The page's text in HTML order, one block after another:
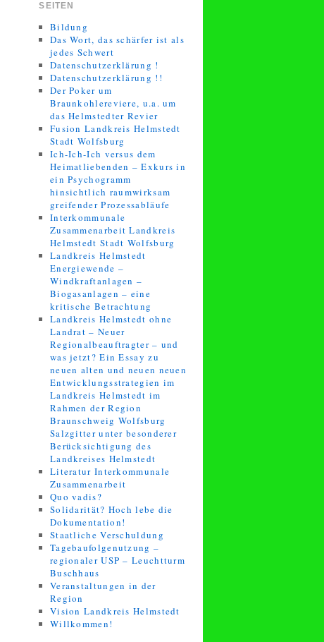
SEITEN
Bildung
Das Wort, das schärfer ist als
jedes Schwert
Datenschutzerklärung !
Datenschutzerklärung !!
Der Poker um
Braunkohlereviere, u.a. um
das Helmstedter Revier
Fusion Landkreis Helmstedt
Stadt Wolfsburg
Ich-Ich-Ich versus dem
Heimatliebenden – Exkurs in
ein Psychogramm
hinsichtlich raumwirksam
greifender Prozessabläufe
Interkommunale
Zusammenarbeit Landkreis
Helmstedt Stadt Wolfsburg
Landkreis Helmstedt
Energiewende –
Windkraftanlagen –
Biogasanlagen – eine
kritische Betrachtung
Landkreis Helmstedt ohne
Landrat – Neuer
Regionalbeauftragter – und
was jetzt? Ein Essay zu
neuen alten und neuen neuen
Entwicklungsstrategien im
Landkreis Helmstedt im
Rahmen der Region
Braunschweig Wolfsburg
Salzgitter unter besonderer
Berücksichtigung des
Landkreises Helmstedt
Literatur Interkommunale
Zusammenarbeit
Quo vadis?
Solidarität? Hoch lebe die
Dokumentation!
Staatliche Verschuldung
Tagebaufolgenutzung –
regionaler USP – Leuchtturm
Buschhaus
Veranstaltungen in der
Region
Vision Landkreis Helmstedt
Willkommen!